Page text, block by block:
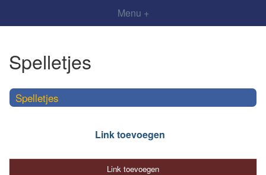
Menu +
Spelletjes
Spelletjes
Link toevoegen
Link toevoegen